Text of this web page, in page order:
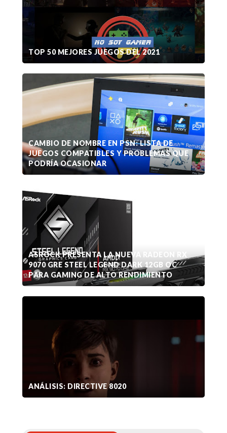
TOP 50 MEJORES JUEGOS DEL 2021
CAMBIO DE NOMBRE EN PSN: LISTA DE
JUEGOS COMPATIBLES Y PROBLEMAS QUE
PODRÍA OCASIONAR
ASROCK PRESENTA LA NUEVA RADEON RX
9070 GRE STEEL LEGEND DARK 12GB OC
PARA GAMING DE ALTO RENDIMIENTO
ANÁLISIS: DIRECTIVE 8020